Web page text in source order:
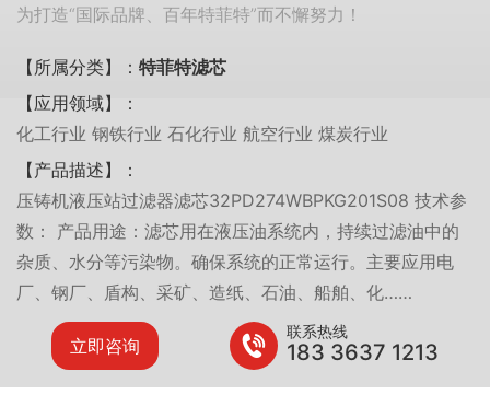
为打造“国际品牌、百年特菲特”而不懈努力！
【所属分类】： 特菲特滤芯
【应用领域】：
化工行业 钢铁行业 石化行业 航空行业 煤炭行业
【产品描述】：
压铸机液压站过滤器滤芯32PD274WBPKG201S08 技术参
数： 产品用途：滤芯用在液压油系统内，持续过滤油中的
杂质、水分等污染物。确保系统的正常运行。主要应用电
厂、钢厂、盾构、采矿、造纸、石油、船舶、化……
立即咨询
联系热线
183 3637 1213